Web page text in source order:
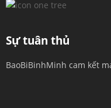
Sự tuân thủ
BaoBiBinhMinh cam kết